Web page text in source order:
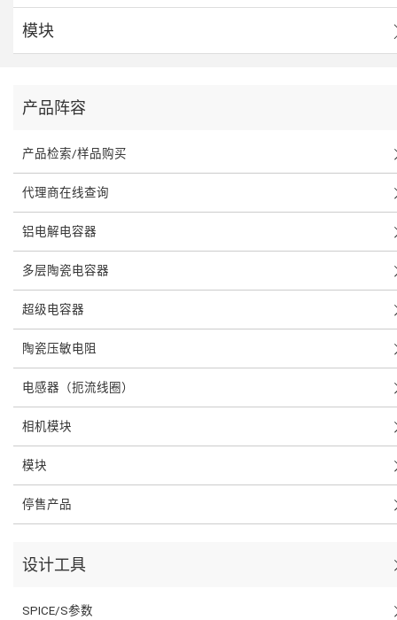
模块
产品阵容
产品检索/样品购买
代理商在线查询
铝电解电容器
多层陶瓷电容器
超级电容器
陶瓷压敏电阻
电感器（扼流线圈）
相机模块
模块
停售产品
设计工具
SPICE/S参数